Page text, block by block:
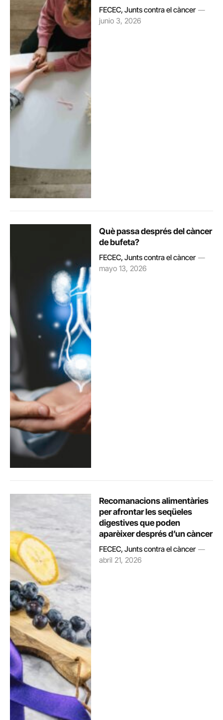
FECEC, Junts contra el càncer
junio 3, 2026
Què passa després del càncer
de bufeta?
FECEC, Junts contra el càncer
mayo 13, 2026
Recomanacions alimentàries
per afrontar les seqüeles
digestives que poden
aparèixer després d’un càncer
FECEC, Junts contra el càncer
abril 21, 2026